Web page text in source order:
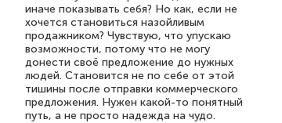
иначе показывать себя? Но как, если не
хочется становиться назойливым
продажником? Чувствую, что упускаю
возможности, потому что не могу
донести своё предложение до нужных
людей. Становится не по себе от этой
тишины после отправки коммерческого
предложения. Нужен какой-то понятный
путь, а не просто надежда на чудо.